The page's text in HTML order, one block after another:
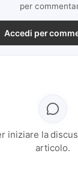
per
Accedi per
iniziare la
articolo.